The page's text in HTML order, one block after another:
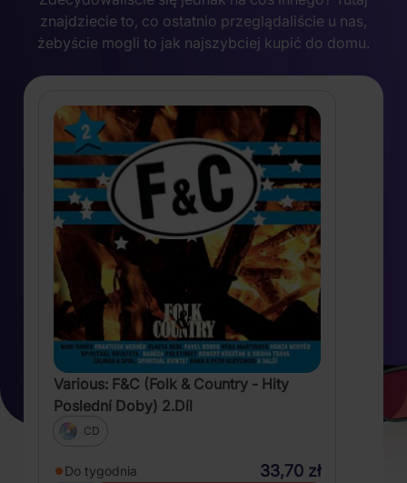
znajdziecie to, co ostatnio przeglądaliście u nas,
żebyście mogli to jak najszybciej kupić do domu.
Various: F&C (Folk & Country - Hity
Poslední Doby) 2.Díl
CD
Do tygodnia 33,70 zł